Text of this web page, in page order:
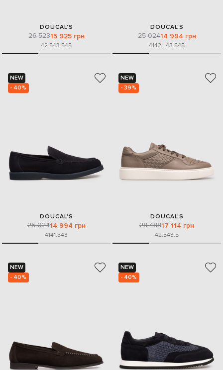
DOUCAL'S
26 52315 925 грн
42.543.545
DOUCAL'S
25 02414 994 грн
4142...43.545
NEW
- 40%
DOUCAL'S
25 02414 994 грн
4141.543
NEW
- 39%
DOUCAL'S
28 48817 114 грн
42.543.5
NEW
- 40%
NEW
- 40%